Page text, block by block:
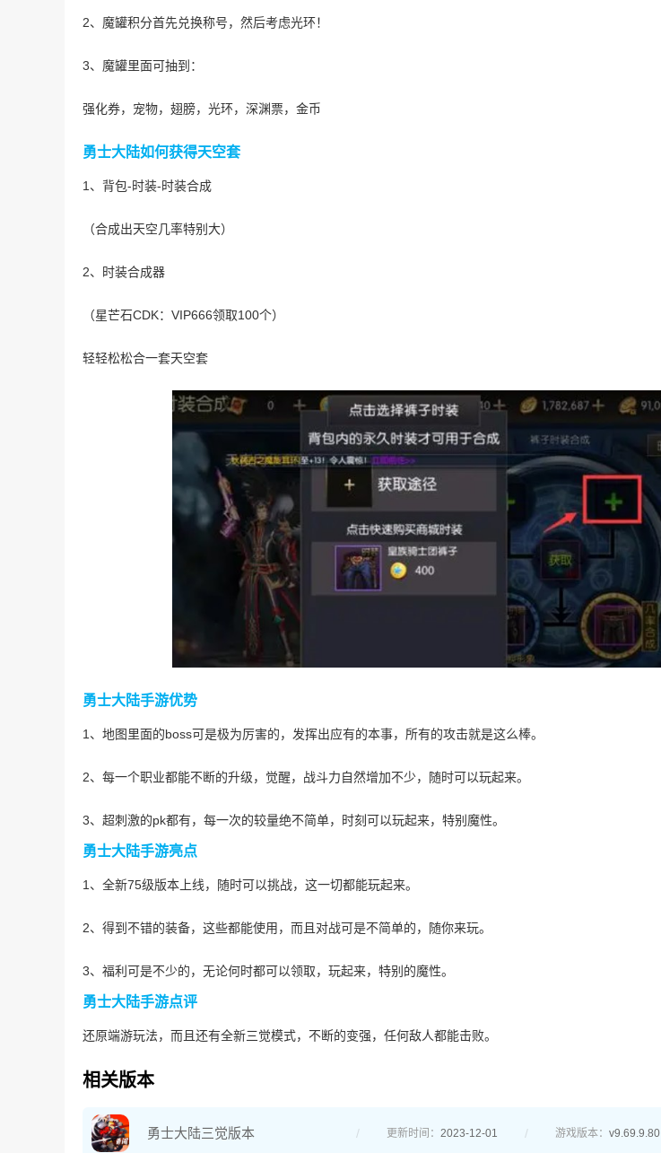
2、魔罐积分首先兑换称号，然后考虑光环！
3、魔罐里面可抽到：
强化券，宠物，翅膀，光环，深渊票，金币
勇士大陆如何获得天空套
1、背包-时装-时装合成
（合成出天空几率特别大）
2、时装合成器
（星芒石CDK：VIP666领取100个）
轻轻松松合一套天空套
勇士大陆手游优势
1、地图里面的boss可是极为厉害的，发挥出应有的本事，所有的攻击就是这么棒。
2、每一个职业都能不断的升级，觉醒，战斗力自然增加不少，随时可以玩起来。
3、超刺激的pk都有，每一次的较量绝不简单，时刻可以玩起来，特别魔性。
勇士大陆手游亮点
1、全新75级版本上线，随时可以挑战，这一切都能玩起来。
2、得到不错的装备，这些都能使用，而且对战可是不简单的，随你来玩。
3、福利可是不少的，无论何时都可以领取，玩起来，特别的魔性。
勇士大陆手游点评
还原端游玩法，而且还有全新三觉模式，不断的变强，任何敌人都能击败。
相关版本
勇士大陆三觉版本 更新时间： 2023-12-01 游戏版本： v9.69.9.80